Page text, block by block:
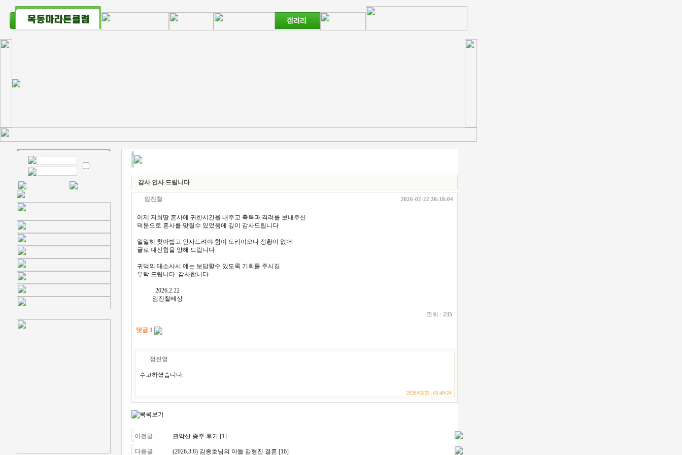
감사 인사 드립니다
임진철 2026-02-22 20:18:04
어제 저희딸 혼사에 귀한시간을 내주고 축복과 격려를 보내주신
덕분으로 혼사를 맞칠수 있었음에 깊이 감사드립니다
일일히 찾아빕고 인사드려야 함이 도리이오나 정황이 없어
글로 대신함을 양해 드립니다
귀댁의 대소사시 에는 보답할수 있도록 기회를 주시길
부탁 드립니다 감사합니다
2026.2.22
임진철배상
조회 : 235
댓글 1
정진영
수고하셨습니다.
2026/02/23 - 05:49:24
이전글 관악산 종주 후기 [1]
다음글 (2026.3.8) 김종호님의 아들 김형진 결혼 [16]